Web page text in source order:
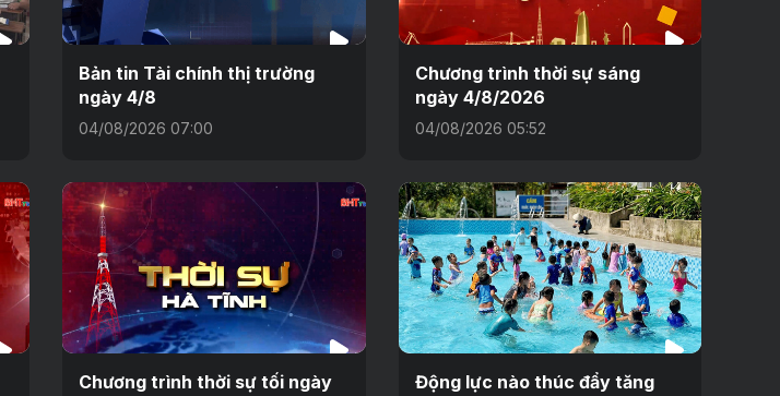
Bản tin Tài chính thị trường
ngày 4/8
04/08/2026 07:00
Chương trình thời sự sáng
ngày 4/8/2026
04/08/2026 05:52
Chương trình thời sự tối ngày
Động lực nào thúc đẩy tăng